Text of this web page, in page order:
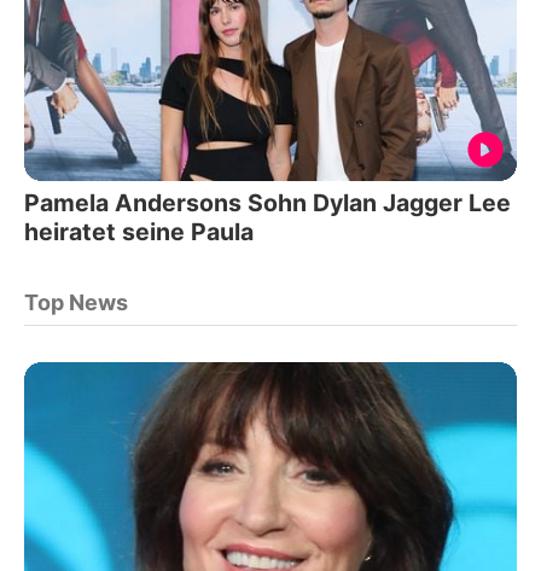
Pamela Andersons Sohn Dylan Jagger Lee
heiratet seine Paula
Top News